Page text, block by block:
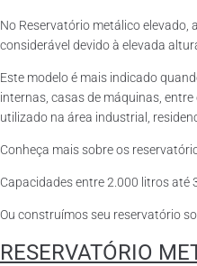
No Reservatório metálico elevado,
considerável devido à elevada
Este modelo é mais indicado
internas, casas de máquinas,
utilizado na área industrial,
Conheça mais sobre os
Capacidades entre 2.000 litros até
Ou construímos seu reservatório
RESERVATÓRIO